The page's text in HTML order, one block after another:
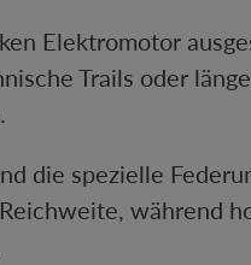
Elektromotor
Trails oder
die spezielle
während